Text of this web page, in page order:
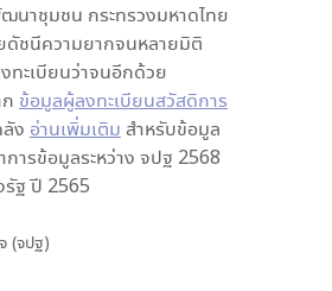
นาชุมชน กระทรวงมหาดไทย
ดัชนีความยากจนหลายมิติ
ทะเบียนว่าจนอีกด้วย
ข้อมูลผู้ลงทะเบียนสวัสดิการ
ง อ่านเพิ่มเติม สำหรับข้อมูล
ารข้อมูลระหว่าง จปฐ 2568
รัฐ ปี 2565
(จปฐ)